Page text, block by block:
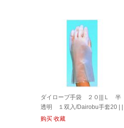
ダイローブ手袋 ２０|||Ｌ 半
透明 １双入/Dairobu手套20 | |
|ł半透明1双输入
购买 收藏